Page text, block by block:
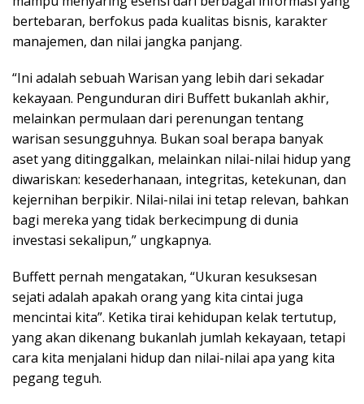
bertebaran, berfokus pada kualitas bisnis, karakter
manajemen, dan nilai jangka panjang.
“Ini adalah sebuah Warisan yang lebih dari sekadar
kekayaan. Pengunduran diri Buffett bukanlah akhir,
melainkan permulaan dari perenungan tentang
warisan sesungguhnya. Bukan soal berapa banyak
aset yang ditinggalkan, melainkan nilai-nilai hidup yang
diwariskan: kesederhanaan, integritas, ketekunan, dan
kejernihan berpikir. Nilai-nilai ini tetap relevan, bahkan
bagi mereka yang tidak berkecimpung di dunia
investasi sekalipun,” ungkapnya.
Buffett pernah mengatakan, “Ukuran kesuksesan
sejati adalah apakah orang yang kita cintai juga
mencintai kita”. Ketika tirai kehidupan kelak tertutup,
yang akan dikenang bukanlah jumlah kekayaan, tetapi
cara kita menjalani hidup dan nilai-nilai apa yang kita
pegang teguh.